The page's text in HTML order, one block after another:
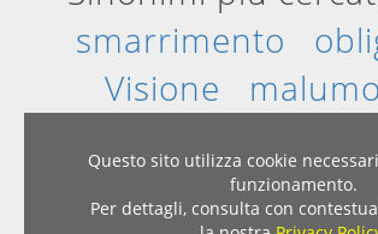
smarrimento
Visione
Home|Privacy &
Questo sito utilizza cookie
funzionamento.
Per dettagli, consulta con